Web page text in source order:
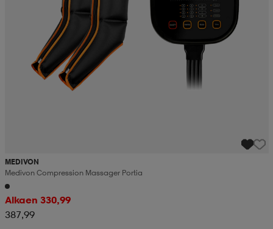
MEDIVON
Medivon Compression Massager Portia
Alkaen 330,99
387,99